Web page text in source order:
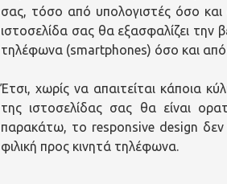
σας, τόσο από υπολογιστές όσο
ιστοσελίδα σας θα εξασφαλίζει την
τηλέφωνα (smartphones) όσο και
Έτσι, χωρίς να απαιτείται κάποια
της ιστοσελίδας σας θα είναι
παρακάτω, το responsive design δεν
φιλική προς κινητά τηλέφωνα.